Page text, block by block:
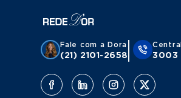
Fale com a Dora
(21) 2101-2658
Central
3003